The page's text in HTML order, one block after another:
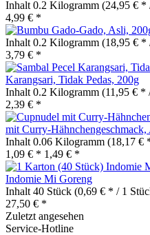
Inhalt 0.2 Kilogramm (24,95 € *
4,99 € *
Inhalt 0.2 Kilogramm (18,95 € *
3,79 € *
Karangsari, Tidak Pedas, 200g
Inhalt 0.2 Kilogramm (11,95 € *
2,39 € *
mit Curry-
Inhalt 0.06 Kilogramm (18,17 €
1,09 € * 1,49 € *
Indomie Mi Goreng
Inhalt 40 Stück (0,69 € * / 1
27,50 € *
Zuletzt angesehen
Service-Hotline